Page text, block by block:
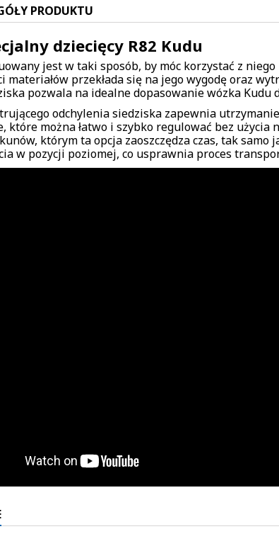
PRODUKTU
dziecięcy R82 Kudu
jest w taki sposób, by móc korzystać z
materiałów przekłada się na jego wygodę oraz
pozwala na idealne dopasowanie wózka Kudu
odchylenia siedziska zapewnia
które można łatwo i szybko regulować bez użycia
którym ta opcja zaoszczędza czas, tak samo
w pozycji poziomej, co usprawnia proces